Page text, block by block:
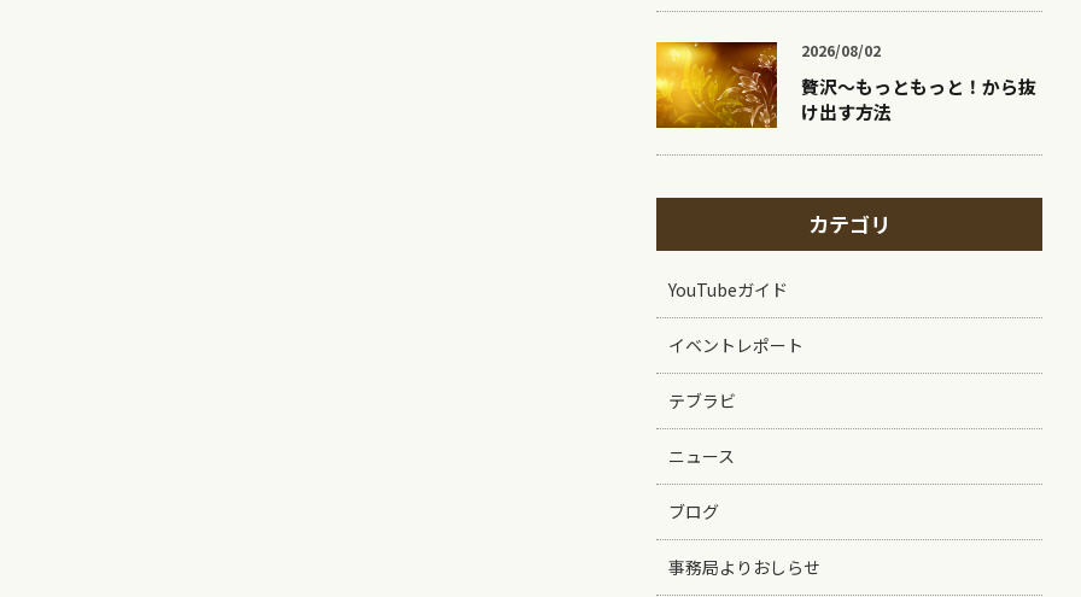
2026/08/02
贅沢〜もっともっと！から抜
け出す方法
カテゴリ
YouTubeガイド
イベントレポート
テブラビ
ニュース
ブログ
事務局よりおしらせ